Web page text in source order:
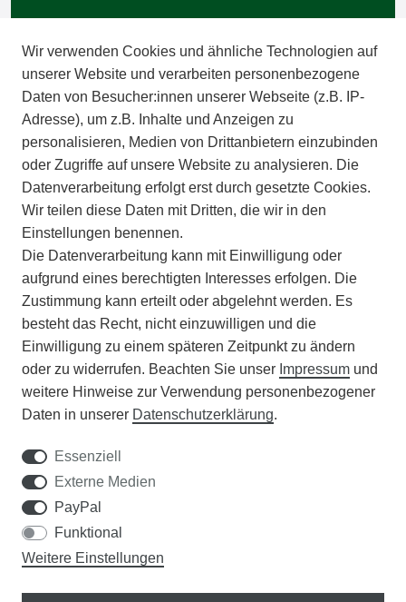
IMPRESSUM
INFORMATIONEN
ZAHLUNGSARTEN
VERSAND
BATTERIEENTSORGUNG
VERANSTALTUNGEN
APOTHEKERSCHRANK
WISSENSWERTES
DER WEG ZUM TRAUMRASEN
Samen Rohde GmbH
Wir verwenden Cookies und ähnliche Technologien auf
unserer Website und verarbeiten personenbezogene
Daten von Besucher:innen unserer Webseite (z.B. IP-
Adresse), um z.B. Inhalte und Anzeigen zu
personalisieren, Medien von Drittanbietern einzubinden
oder Zugriffe auf unsere Website zu analysieren. Die
Datenverarbeitung erfolgt erst durch gesetzte Cookies.
Wir teilen diese Daten mit Dritten, die wir in den
Einstellungen benennen.
Die Datenverarbeitung kann mit Einwilligung oder
aufgrund eines berechtigten Interesses erfolgen. Die
Zustimmung kann erteilt oder abgelehnt werden. Es
besteht das Recht, nicht einzuwilligen und die
Einwilligung zu einem späteren Zeitpunkt zu ändern
oder zu widerrufen. Beachten Sie unser Impressum und
weitere Hinweise zur Verwendung personenbezogener
Daten in unserer Daten­schutz­erklärung.
Essenziell
Externe Medien
PayPal
Funktional
Weitere Einstellungen